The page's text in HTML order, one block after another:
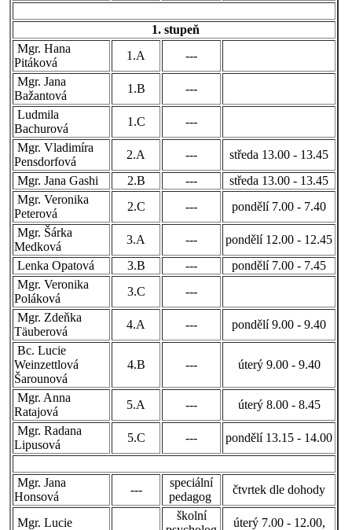
1. stupeň
Mgr. Hana
Pitáková
1.A
---
Mgr. Jana
Bažantová
1.B
---
Ludmila
Bachurová
1.C
---
Mgr. Vladimíra
Pensdorfová
2.A ---
středa 13.00 - 13.45
Mgr. Jana Gashi
2.B ---
středa 13.00 - 13.45
Mgr. Veronika
Peterová
2.C ---
pondělí 7.00 - 7.40
Mgr. Šárka
Medková
3.A ---
pondělí 12.00 - 12.45
Lenka Opatová
3.B ---
pondělí 7.00 - 7.45
Mgr. Veronika
Poláková
3.C
---
Mgr. Zdeňka
Täuberová
4.A ---
pondělí 9.00 - 9.40
Bc. Lucie
Weinzettlová
Šarounová
4.B --- úterý 9.00 - 9.40
Mgr. Anna
Ratajová
5.A ---
úterý 8.00 - 8.45
Mgr. Radana
Lipusová
5.C --- pondělí 13.15 - 14.00
Mgr. Jana
Honsová
---
speciální
pedagog
čtvrtek dle dohody
Mgr. Lucie
školní
úterý 7.00 - 12.00,